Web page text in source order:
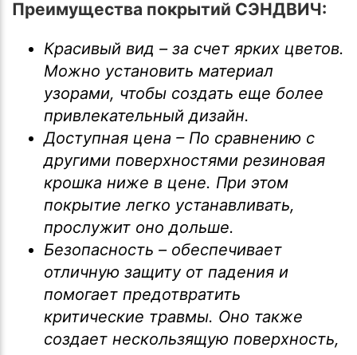
Преимущества покрытий СЭНДВИЧ:
Красивый вид – за счет ярких цветов.
Можно установить материал
узорами, чтобы создать еще более
привлекательный дизайн.
Доступная цена – По сравнению с
другими поверхностями резиновая
крошка ниже в цене. При этом
покрытие легко устанавливать,
прослужит оно дольше.
Безопасность – обеспечивает
отличную защиту от падения и
помогает предотвратить
критические травмы. Оно также
создает нескользящую поверхность,